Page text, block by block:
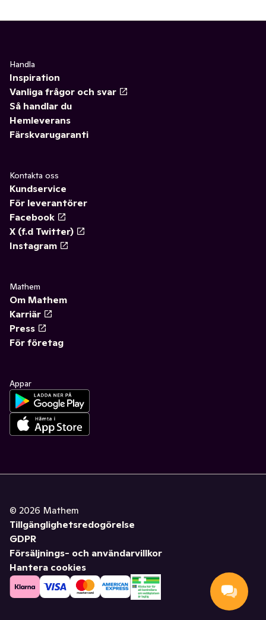
Handla
Inspiration
Vanliga frågor och svar
Så handlar du
Hemleverans
Färskvarugaranti
Kontakta oss
Kundservice
För leverantörer
Facebook
X (f.d Twitter)
Instagram
Mathem
Om Mathem
Karriär
Press
För företag
Appar
© 2026 Mathem
Tillgänglighetsredogörelse
GDPR
Försäljnings- och användarvillkor
Hantera cookies